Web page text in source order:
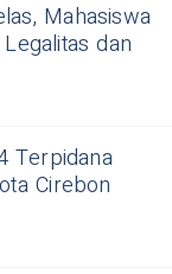
Mahasiswa
dan
Terpidana
Cirebon